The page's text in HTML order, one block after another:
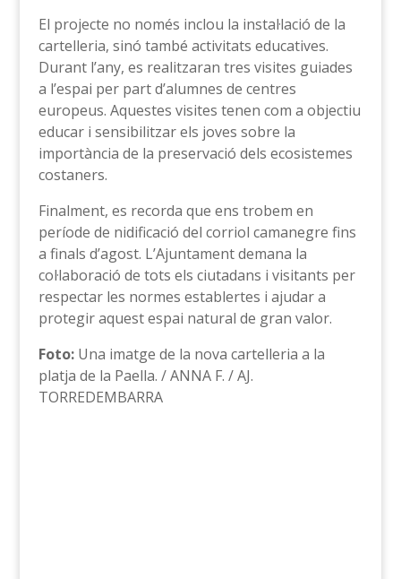
El projecte no només inclou la instal·lació de la
cartelleria, sinó també activitats educatives.
Durant l’any, es realitzaran tres visites guiades
a l’espai per part d’alumnes de centres
europeus. Aquestes visites tenen com a objectiu
educar i sensibilitzar els joves sobre la
importància de la preservació dels ecosistemes
costaners.
Finalment, es recorda que ens trobem en
període de nidificació del corriol camanegre fins
a finals d’agost. L’Ajuntament demana la
col·laboració de tots els ciutadans i visitants per
respectar les normes establertes i ajudar a
protegir aquest espai natural de gran valor.
Foto:Una imatge de la nova cartelleria a la
platja de la Paella. / ANNA F. / AJ.
TORREDEMBARRA